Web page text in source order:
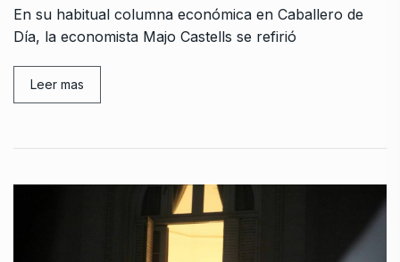
En su habitual columna económica en Caballero de
Día, la economista Majo Castells se refirió
Leer mas